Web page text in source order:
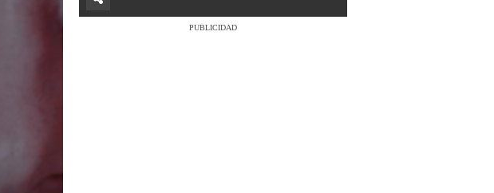
PUBLICIDAD